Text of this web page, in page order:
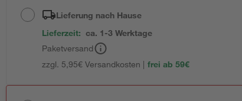
Lieferung nach Hause
Lieferzeit: ca. 1-3 Werktage
Paketversand
zzgl. 5,95€ Versandkosten | frei ab 59€